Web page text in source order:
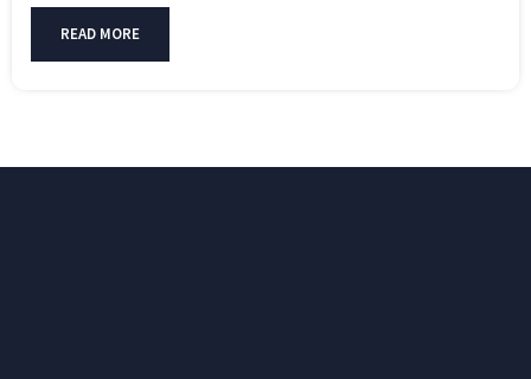
READ MORE